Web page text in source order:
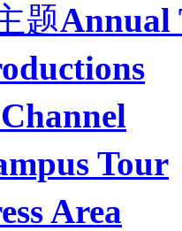
题Annual
Channel
Tour
Area